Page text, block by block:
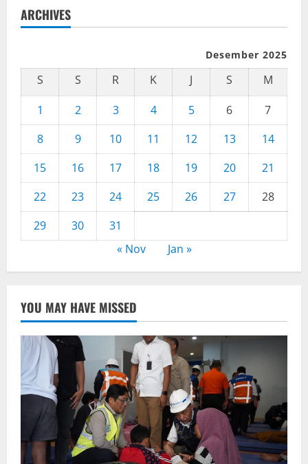
ARCHIVES
Desember 2025
S S R K J S
M
1
2 3 4 5 6
7
8
9 10 11 12 13
14
15
16 17 18 19 20
21
22
23 24 25 26 27
28
29
30
31
« Nov
Jan »
YOU MAY HAVE MISSED